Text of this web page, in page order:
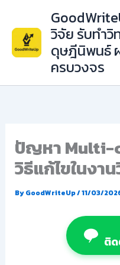
content
วิจัย รับทำ
ดุษฎีนิพนธ์
ครบวงจร
ปัญหา Multi-
วิธีแก้ไขในงา
ByGoodWriteUp/11/03/
ติ